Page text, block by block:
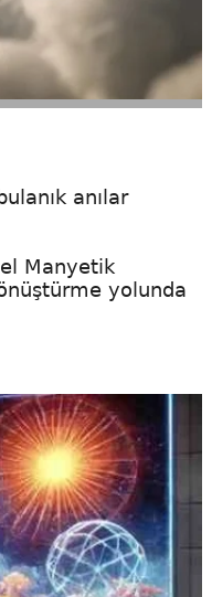
anılar
Manyetik
yolunda